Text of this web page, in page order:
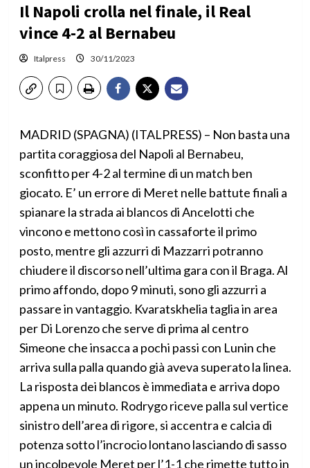
Il Napoli crolla nel finale, il Real
vince 4-2 al Bernabeu
Italpress 30/11/2023
MADRID (SPAGNA) (ITALPRESS) – Non basta una
partita coraggiosa del Napoli al Bernabeu,
sconfitto per 4-2 al termine di un match ben
giocato. E’ un errore di Meret nelle battute finali a
spianare la strada ai blancos di Ancelotti che
vincono e mettono così in cassaforte il primo
posto, mentre gli azzurri di Mazzarri potranno
chiudere il discorso nell’ultima gara con il Braga. Al
primo affondo, dopo 9 minuti, sono gli azzurri a
passare in vantaggio. Kvaratskhelia taglia in area
per Di Lorenzo che serve di prima al centro
Simeone che insacca a pochi passi con Lunin che
arriva sulla palla quando già aveva superato la linea.
La risposta dei blancos è immediata e arriva dopo
appena un minuto. Rodrygo riceve palla sul vertice
sinistro dell’area di rigore, si accentra e calcia di
potenza sotto l’incrocio lontano lasciando di sasso
un incolpevole Meret per l’1-1 che rimette tutto in